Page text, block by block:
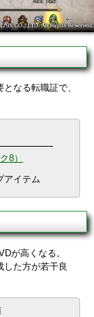
なる転職証で、
8）
アイテム
が高くなる。
した方が若干良